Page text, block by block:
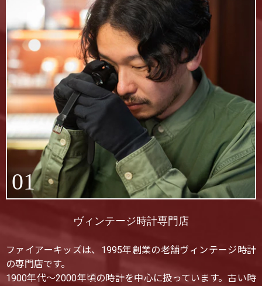
01
ヴィンテージ時計専門店
ファイアーキッズは、1995年創業の老舗ヴィンテージ時計
の専門店です。
1900年代〜2000年頃の時計を中心に扱っています。古い時